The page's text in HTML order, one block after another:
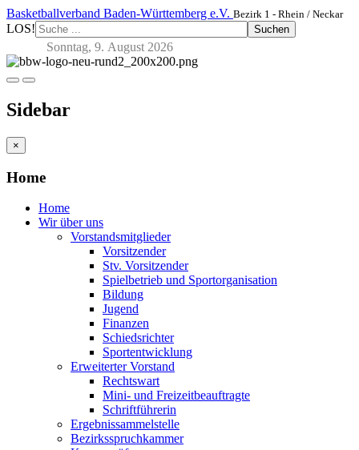
Basketballverband Baden-Württemberg e.V. Bezirk 1 - Rhein / Neckar
LOS! Suchen
Sonntag, 9. August 2026
Sidebar
×
Home
Home
Wir über uns
Vorstandsmitglieder
Vorsitzender
Stv. Vorsitzender
Spielbetrieb und Sportorganisation
Bildung
Jugend
Finanzen
Schiedsrichter
Sportentwicklung
Erweiterter Vorstand
Rechtswart
Mini- und Freizeitbeauftragte
Schriftführerin
Ergebnissammelstelle
Bezirksspruchkammer